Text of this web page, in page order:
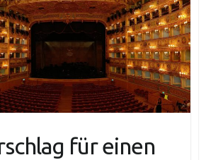
für einen